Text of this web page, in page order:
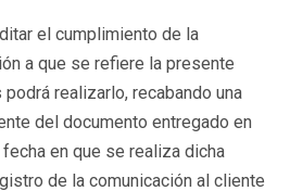
el cumplimiento de la
a que se refiere la presente
realizarlo, recabando una
del documento entregado en
en que se realiza dicha
de la comunicación al cliente